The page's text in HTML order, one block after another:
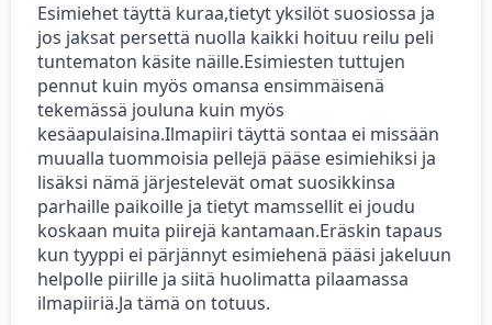
Esimiehet täyttä kuraa,tietyt yksilöt suosiossa ja
jos jaksat persettä nuolla kaikki hoituu reilu peli
tuntematon käsite näille.Esimiesten tuttujen
pennut kuin myös omansa ensimmäisenä
tekemässä jouluna kuin myös
kesäapulaisina.Ilmapiiri täyttä sontaa ei missään
muualla tuommoisia pellejä pääse esimiehiksi ja
lisäksi nämä järjestelevät omat suosikkinsa
parhaille paikoille ja tietyt mamssellit ei joudu
koskaan muita piirejä kantamaan.Eräskin tapaus
kun tyyppi ei pärjännyt esimiehenä pääsi jakeluun
helpolle piirille ja siitä huolimatta pilaamassa
ilmapiiriä.Ja tämä on totuus.